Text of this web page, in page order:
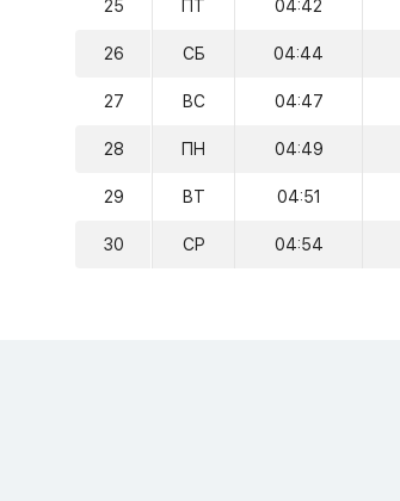
25 ПТ 04:42
26 СБ 04:44
27 ВС 04:47
28 ПН 04:49
29 ВТ 04:51
30 СР 04:54